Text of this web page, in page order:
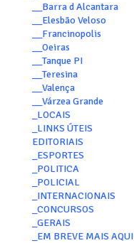
__Barra d Alcantara
__Elesbão Veloso
__Francinopolis
__Oeiras
__Tanque PI
__Teresina
__Valença
__Várzea Grande
_LOCAIS
_LINKS ÚTEIS
EDITORIAIS
_ESPORTES
_POLITICA
_POLICIAL
_INTERNACIONAIS
_CONCURSOS
_GERAIS
_EM BREVE MAIS AQUI